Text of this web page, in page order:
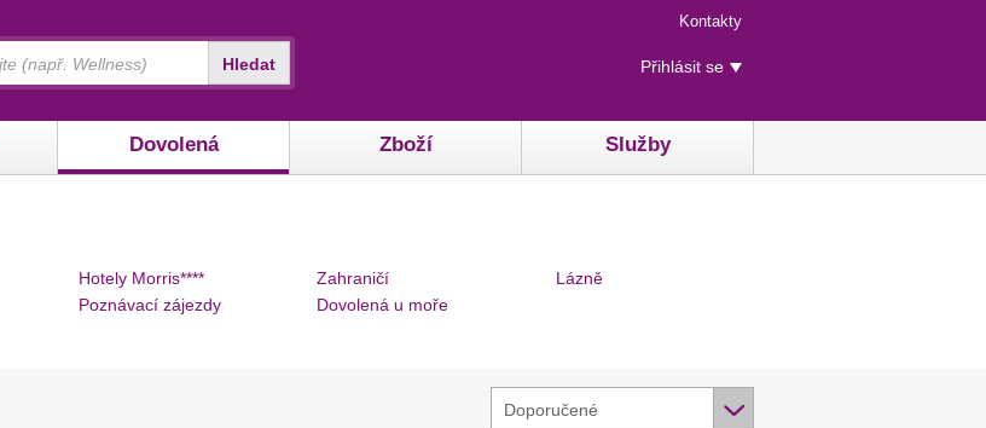
Menu
rychlého
přístupu
Kontakty
Uživatelské
menu
Přihlásit se
Dovolená Zboží Služby
Hledat
Hotely Morris****
Poznávací zájezdy
Zahraničí
Dovolená u moře
Lázně
Doporučené